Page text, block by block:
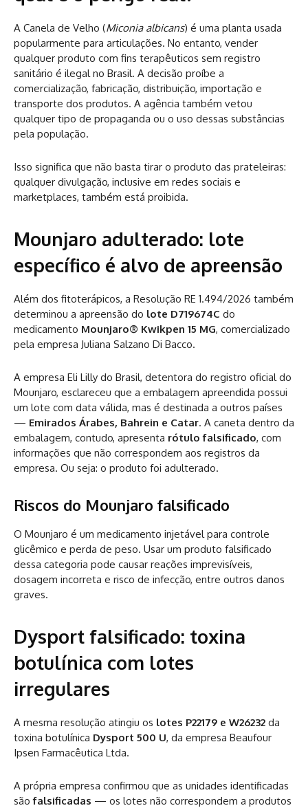
A Canela de Velho (Miconia albicans) é uma planta usada
popularmente para articulações. No entanto, vender
qualquer produto com fins terapêuticos sem registro
sanitário é ilegal no Brasil. A decisão proíbe a
comercialização, fabricação, distribuição, importação e
transporte dos produtos. A agência também vetou
qualquer tipo de propaganda ou o uso dessas substâncias
pela população.
Isso significa que não basta tirar o produto das prateleiras:
qualquer divulgação, inclusive em redes sociais e
marketplaces, também está proibida.
Mounjaro adulterado: lote
específico é alvo de apreensão
Além dos fitoterápicos, a Resolução RE 1.494/2026 também
determinou a apreensão do lote D719674C do
medicamento Mounjaro® Kwikpen 15 MG, comercializado
pela empresa Juliana Salzano Di Bacco.
A empresa Eli Lilly do Brasil, detentora do registro oficial do
Mounjaro, esclareceu que a embalagem apreendida possui
um lote com data válida, mas é destinada a outros países
— Emirados Árabes, Bahrein e Catar. A caneta dentro da
embalagem, contudo, apresenta rótulo falsificado, com
informações que não correspondem aos registros da
empresa. Ou seja: o produto foi adulterado.
Riscos do Mounjaro falsificado
O Mounjaro é um medicamento injetável para controle
glicêmico e perda de peso. Usar um produto falsificado
dessa categoria pode causar reações imprevisíveis,
dosagem incorreta e risco de infecção, entre outros danos
graves.
Dysport falsificado: toxina
botulínica com lotes
irregulares
A mesma resolução atingiu os lotes P22179 e W26232 da
toxina botulínica Dysport 500 U, da empresa Beaufour
Ipsen Farmacêutica Ltda.
A própria empresa confirmou que as unidades identificadas
sãofalsificadas — os lotes não correspondem a produtos